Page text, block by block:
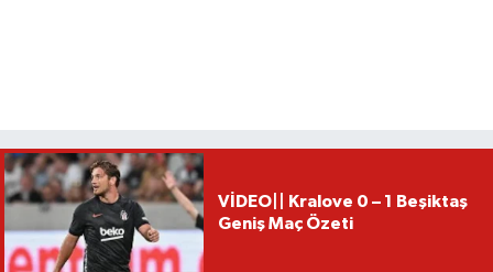
VİDEO|| Kralove 0 – 1 Beşiktaş
Geniş Maç Özeti